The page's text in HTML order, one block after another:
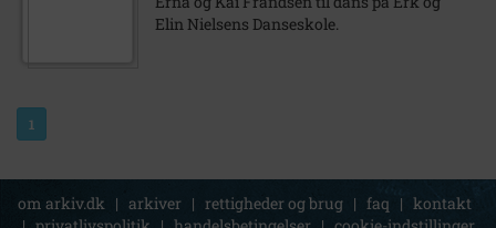
Elin Nielsens Danseskole.
1
om arkiv.dk | arkiver | rettigheder og brug | faq | kontakt